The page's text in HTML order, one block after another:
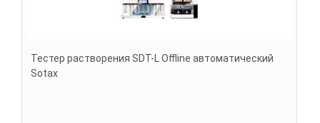
Тестер растворения SDT-L Offline автоматический
Sotax